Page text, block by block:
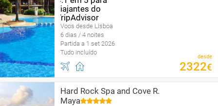
Voos desde Lisboa
6 dias / 4 noites
Partida a 1 set 2026
Tudo incluído
desde
2322€
Hard Rock Spa and Cove R.
Maya